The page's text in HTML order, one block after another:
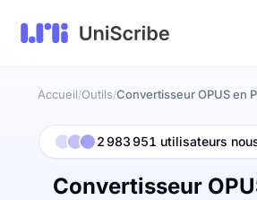
Accueil/Outils/Convertisseur OPUS en
2 983 951 utilisateurs
Convertisseur